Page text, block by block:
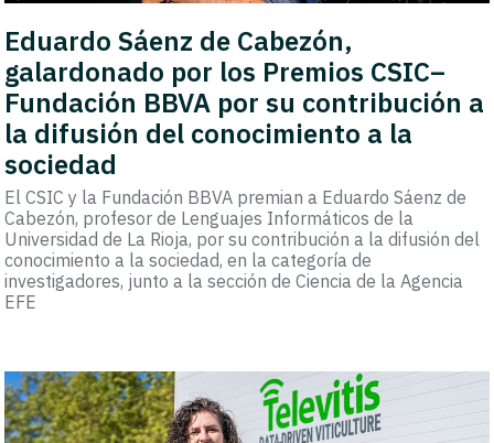
Eduardo Sáenz de Cabezón,
galardonado por los Premios CSIC–
Fundación BBVA por su contribución a
la difusión del conocimiento a la
sociedad
El CSIC y la Fundación BBVA premian a Eduardo Sáenz de
Cabezón, profesor de Lenguajes Informáticos de la
Universidad de La Rioja, por su contribución a la difusión del
conocimiento a la sociedad, en la categoría de
investigadores, junto a la sección de Ciencia de la Agencia
EFE